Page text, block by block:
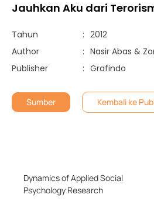
Jauhkan Aku dari
Tahun : 2012
Author
: Nasir Abas &
Publisher
: Grafindo
Sumber Kembali ke
Dynamics of Applied Social
Psychology Research